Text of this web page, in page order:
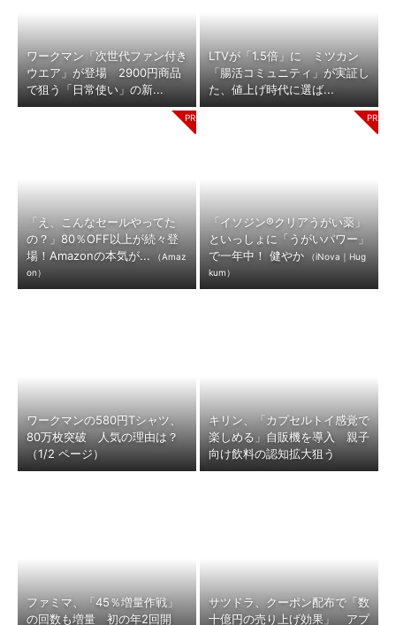
ワークマン「次世代ファン付き
ウエア」が登場 2900円商品
で狙う「日常使い」の新...
LTVが「1.5倍」に ミツカン
「腸活コミュニティ」が実証し
た、値上げ時代に選ば...
「え、こんなセールやってた
の？」80％OFF以上が続々登
場！Amazonの本気が...
（Amaz
on）
「イソジン®クリアうがい薬」
といっしょに「うがいパワー」
で一年中！ 健やか
（iNova｜Hug
kum）
ワークマンの580円Tシャツ、
80万枚突破 人気の理由は？
（1/2 ページ）
キリン、「カプセルトイ感覚で
楽しめる」自販機を導入 親子
向け飲料の認知拡大狙う
ファミマ、「45％増量作戦」
の回数も増量 初の年2回開
サツドラ、クーポン配布で「数
十億円の売り上げ効果」 アプ